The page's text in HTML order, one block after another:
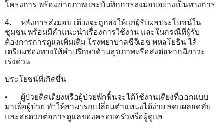
โครงการ พร้อมถ่ายภาพและบันทึกการส่งมอบอย่างเป็นทางการ
4.
หลังการส่งมอบ เตียงจะถูกส่งให้แก่ผู้รับผลประโยชน์ใน
ชุมชน พร้อมมีคำแนะนำเรื่องการใช้งาน และในกรณีที่ผู้รับ
ต้องการการดูแลเพิ่มเติม โรงพยาบาลซีจีเอช พหลโยธิน ได้
เตรียมช่องทางให้คำปรึกษาด้านสุขภาพหรือส่งต่อหากมีภาวะ
เร่งด่วน
ประโยชน์ที่เกิดขึ้น
•
ผู้ป่วยติดเตียงหรือผู้ป่วยพักฟื้นจะได้ใช้งานเตียงที่ออกแบบ
มาเพื่อผู้ป่วย ทำให้สามารถเปลี่ยนตำแหน่งได้ง่าย ลดแผลกดทับ
และสะดวกต่อการดูแลของครอบครัวหรือผู้ดูแล